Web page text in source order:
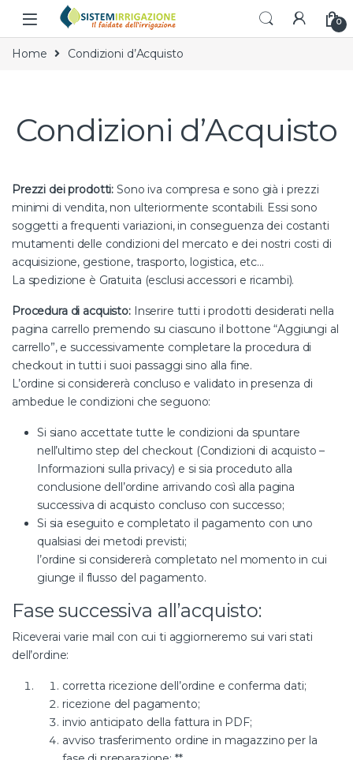
Skip to navigation
Skip to content
0
Home Condizioni d’Acquisto
Condizioni d’Acquisto
Prezzi dei prodotti: Sono iva compresa e sono già i prezzi
minimi di vendita, non ulteriormente scontabili. Essi sono
soggetti a frequenti variazioni, in conseguenza dei costanti
mutamenti delle condizioni del mercato e dei nostri costi di
acquisizione, gestione, trasporto, logistica, etc…
La spedizione è Gratuita (esclusi accessori e ricambi).
Procedura di acquisto: Inserire tutti i prodotti desiderati nella
pagina carrello premendo su ciascuno il bottone “Aggiungi al
carrello”, e successivamente completare la procedura di
checkout in tutti i suoi passaggi sino alla fine.
L’ordine si considererà concluso e validato in presenza di
ambedue le condizioni che seguono:
Si siano accettate tutte le condizioni da spuntare
nell’ultimo step del checkout (Condizioni di acquisto –
Informazioni sulla privacy) e si sia proceduto alla
conclusione dell’ordine arrivando così alla pagina
successiva di acquisto concluso con successo;
Si sia eseguito e completato il pagamento con uno
qualsiasi dei metodi previsti;
l’ordine si considererà completato nel momento in cui
giunge il flusso del pagamento.
Fase successiva all’acquisto:
Riceverai varie mail con cui ti aggiorneremo sui vari stati
dell’ordine:
corretta ricezione dell’ordine e conferma dati;
ricezione del pagamento;
invio anticipato della fattura in PDF;
avviso trasferimento ordine in magazzino per la